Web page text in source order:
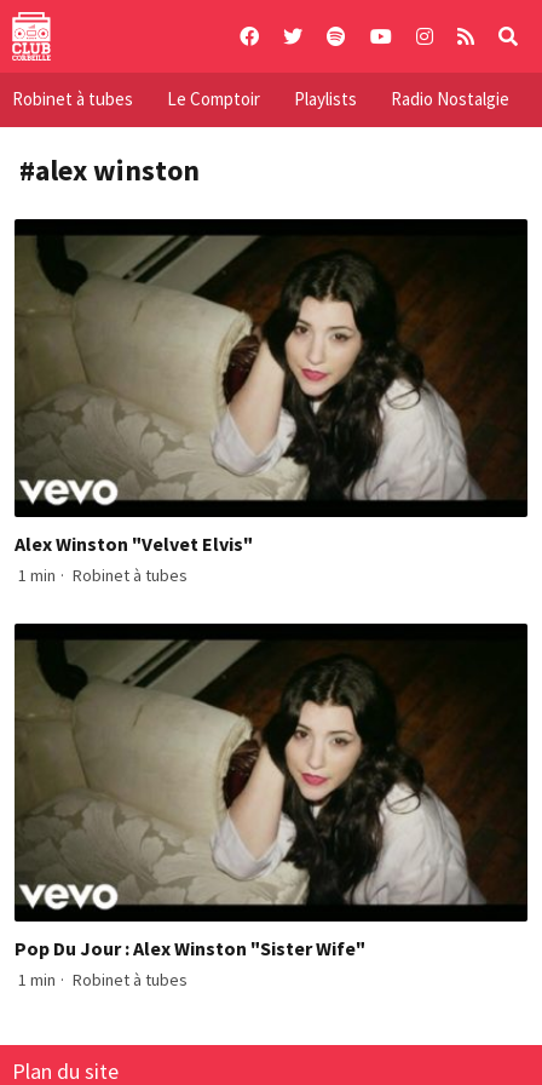
Skip
content
Robinet à tubes Le Comptoir Playlists Radio Nostalgie
#alex winston
Alex Winston "Velvet Elvis"
1 min · Robinet à tubes
Pop Du Jour : Alex Winston "Sister Wife"
1 min · Robinet à tubes
Plan du site